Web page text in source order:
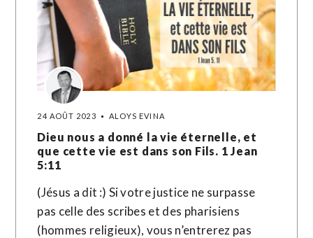
24 AOÛT 2023 ALOYS EVINA
Dieu nous a donné la vie éternelle, et
que cette vie est dans son Fils. 1 Jean
5:11
(Jésus a dit :) Si votre justice ne surpasse
pas celle des scribes et des pharisiens
(hommes religieux), vous n’entrerez pas